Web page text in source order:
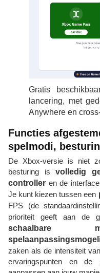
Gratis
lancering, met
Anywhere en
Functies
spelmodi,
De Xbox-versie is niet
besturing isvolledig
controller en de
Je kunt kiezen tussen een
FPS (de
prioriteit geeft aan de
schaalbare
zaken als de intensiteit
ervaringspunten en